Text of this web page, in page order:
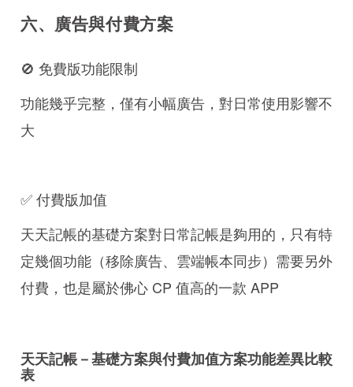
六、廣告與付費方案
🚫 免費版功能限制
功能幾乎完整，僅有小幅廣告，對日常使用影響不
大
✅ 付費版加值
天天記帳的基礎方案對日常記帳是夠用的，只有特
定幾個功能（移除廣告、雲端帳本同步）需要另外
付費，也是屬於佛心 CP 值高的一款 APP
天天記帳－基礎方案與付費加值方案功能差異比較
表